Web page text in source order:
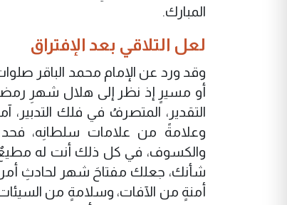
المبارك.
لعل التلاقي بعد الإفتراق
وقد ورد عن الإمام محمد الباقر
أو مسيرٍ إذ نظر إلى هلال شهرِ
التقدير، المتصرفُ في فلك
وعلامةً من علامات سلطانِه، فحد
والكسوف، في كل ذلك أنت له مطيعٌ
شأنك، جعلك مفتاحَ شهر لحادثِ أمر،
أمنةٍ من الآفات، وسلامةٍ من